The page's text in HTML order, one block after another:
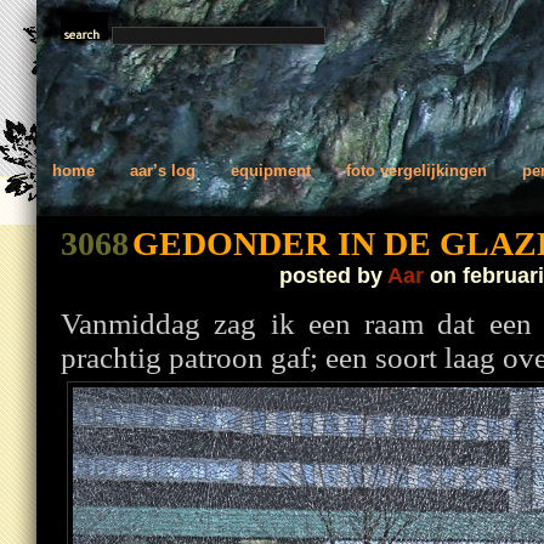
home aar’s log equipment foto vergelijkingen
3068GEDONDER IN DE
posted by Aar on
Vanmiddag zag ik een raam dat
prachtig patroon gaf; een soort laag